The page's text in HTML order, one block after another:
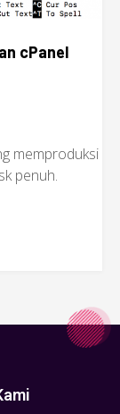
cPanel
memproduksi
penuh.